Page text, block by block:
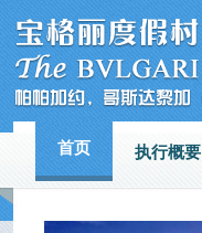
首页 执行概要